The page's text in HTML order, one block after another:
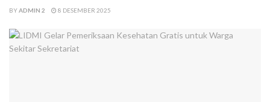
BYADMIN 2 8 DESEMBER 2025